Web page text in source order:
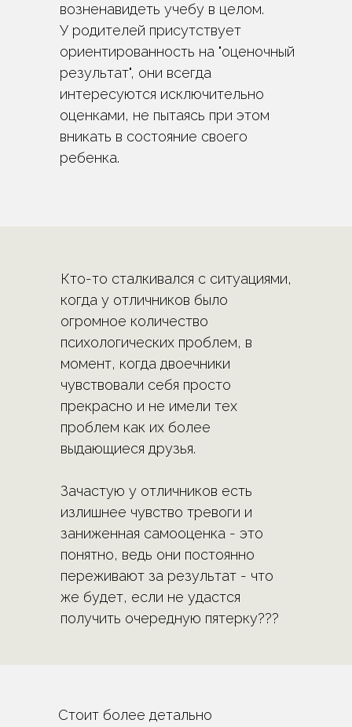
возненавидеть учебу в целом.
У родителей присутствует
ориентированность на "оценочный
результат", они всегда
интересуются исключительно
оценками, не пытаясь при этом
вникать в состояние своего
ребенка.
Кто-то сталкивался с ситуациями,
когда у отличников было
огромное количество
психологических проблем, в
момент, когда двоечники
чувствовали себя просто
прекрасно и не имели тех
проблем как их более
выдающиеся друзья.
Зачастую у отличников есть
излишнее чувство тревоги и
заниженная самооценка - это
понятно, ведь они постоянно
переживают за результат - что
же будет, если не удастся
получить очередную пятерку???
Стоит более детально